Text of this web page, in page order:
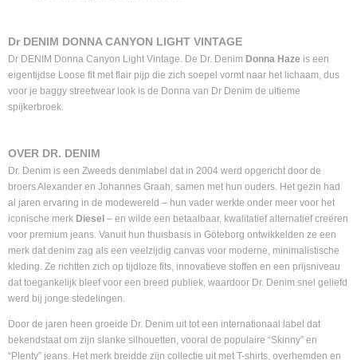
Dr DENIM DONNA CANYON LIGHT VINTAGE
Dr DENIM Donna Canyon Light Vintage. De Dr. Denim Donna Haze is een
eigentijdse Loose fit met flair pijp die zich soepel vormt naar het lichaam, dus
voor je baggy streetwear look is de Donna van Dr Denim de ultieme
spijkerbroek.
OVER DR. DENIM
Dr. Denim is een Zweeds denimlabel dat in 2004 werd opgericht door de
broers Alexander en Johannes Graah, samen met hun ouders. Het gezin had
al jaren ervaring in de modewereld – hun vader werkte onder meer voor het
iconische merk Diesel – en wilde een betaalbaar, kwalitatief alternatief creëren
voor premium jeans. Vanuit hun thuisbasis in Göteborg ontwikkelden ze een
merk dat denim zag als een veelzijdig canvas voor moderne, minimalistische
kleding. Ze richtten zich op tijdloze fits, innovatieve stoffen en een prijsniveau
dat toegankelijk bleef voor een breed publiek, waardoor Dr. Denim snel geliefd
werd bij jonge stedelingen.
Door de jaren heen groeide Dr. Denim uit tot een internationaal label dat
bekendstaat om zijn slanke silhouetten, vooral de populaire “Skinny” en
“Plenty” jeans. Het merk breidde zijn collectie uit met T-shirts, overhemden en